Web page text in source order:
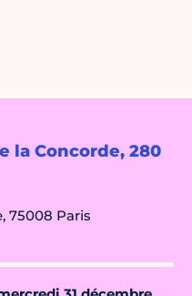
la Concorde, 280
75008 Paris